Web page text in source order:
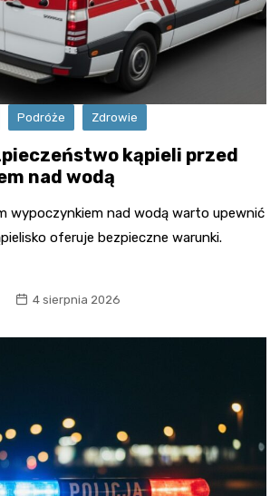
Podróże Zdrowie
kąpieli przed
nad wodą
wypoczynkiem nad wodą warto upewnić
oferuje bezpieczne warunki.
4 sierpnia 2026